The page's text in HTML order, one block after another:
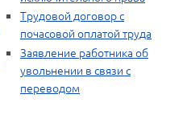
Трудовой договор с
почасовой оплатой труда
Заявление работника об
увольнении в связи с
переводом